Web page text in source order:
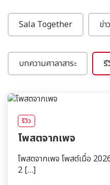
Sala Together ข่
บทความศาลาสาระ รี
รีวิว
โพสตจากเพจ
โพสตจากเพจ โพสต์เมื่อ
2 […]